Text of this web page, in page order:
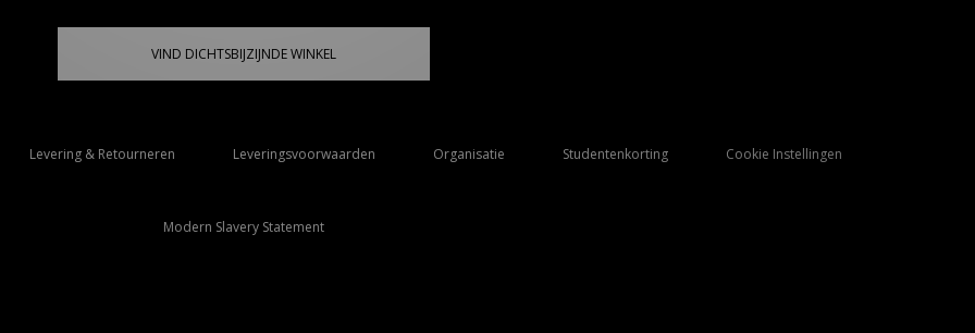
VIND DICHTSBIJZIJNDE WINKEL
Levering & Retourneren Leveringsvoorwaarden Organisatie Studentenkorting Cookie Instellingen
Modern Slavery Statement